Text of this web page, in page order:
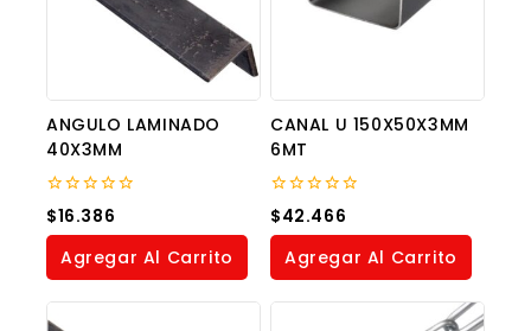
ANGULO LAMINADO
40X3MM
0
out
of
$16.386
Agregar Al Carrito
CANAL U 150X50X3MM
6MT
0
out
of
$42.466
Agregar Al Carrito